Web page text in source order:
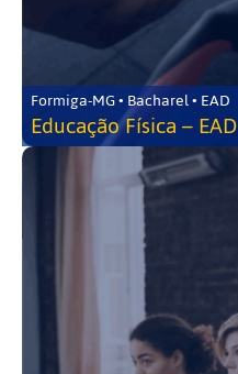
Formiga-MG • Bacharel • EAD
Educação Física – EAD